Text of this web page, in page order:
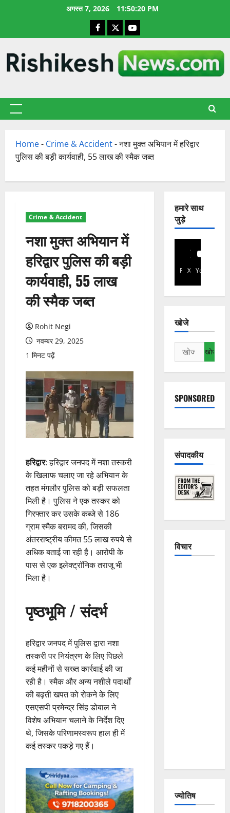
अगस्त 7, 2026 11:50:21 PM
Facebook
X YouTube
प्राथमिक
Home- Crime & Accident-नशा मुक्त अभियान में हरिद्वार
पुलिस की बड़ी कार्यवाही, 55 लाख की स्मैक जब्त
Crime & Accident
नशा मुक्त अभियान में
हरिद्वार पुलिस की बड़ी
कार्यवाही, 55 लाख
की स्मैक जब्त
Rohit Negi
नवम्बर 29, 2025
1 मिनट पढ़ें
हरिद्वार: हरिद्वार जनपद में नशा तस्करी
के खिलाफ चलाए जा रहे अभियान के
तहत मंगलौर पुलिस को बड़ी सफलता
मिली है। पुलिस ने एक तस्कर को
गिरफ्तार कर उसके कब्जे से 186
ग्राम स्मैक बरामद की, जिसकी
अंतरराष्ट्रीय कीमत 55 लाख रुपये से
अधिक बताई जा रही है। आरोपी के
पास से एक इलेक्ट्रॉनिक तराजू भी
मिला है।
पृष्ठभूमि / संदर्भ
हरिद्वार जनपद में पुलिस द्वारा नशा
तस्करी पर नियंत्रण के लिए पिछले
कई महीनों से सख्त कार्रवाई की जा
रही है। स्मैक और अन्य नशीले पदार्थों
की बढ़ती खपत को रोकने के लिए
एसएसपी प्रमेन्द्र सिंह डोबाल ने
विशेष अभियान चलाने के निर्देश दिए
थे, जिसके परिणामस्वरूप हाल ही में
कई तस्कर पकड़े गए हैं।
हमारे साथ
जुड़े
Facebook
X YouTube
खोजे
निम्न
को
खोजें:
SPONSORED
संपादकीय
विचार
ज्योतिष